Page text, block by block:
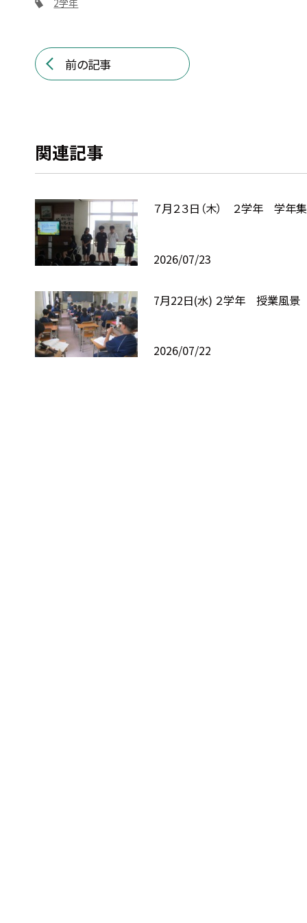
前の記事
関連記事
７月２３日（木） ２学年 学年
2026/07/23
7月22日(水) ２学年 授業風景
2026/07/22